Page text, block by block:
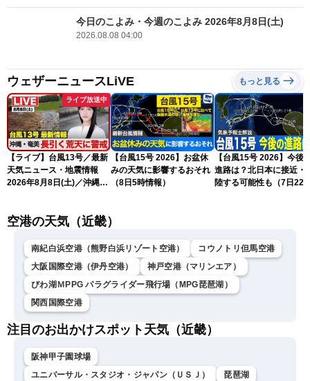
今日のこよみ・今週のこよみ 2026年8月8日(土)
2026.08.08 04:00
ウェザーニュースLiVE もっと見る
ライブ放送中
【ライブ】台風13号／最新
天気ニュース・地震情報
2026年8月8日(土)／沖縄・
〈ウェザーニュースLiVEモ
剛央〉
【台風15号 2026】お盆休
みの天気に影響するおそれ
（8日5時情報）
【台風15号 2026】今後
進路は？北日本に接近・
陸する可能性も（7日22
空港の天気（近畿）
南紀白浜空港（熊野白浜リゾート空港）
コウノトリ但馬空港
大阪国際空港（伊丹空港）
神戸空港（マリンエア）
びわ湖ＭPPG パラグライダー飛行場（MPG琵琶湖）
関西国際空港
注目のお出かけスポット天気（近畿）
阪神甲子園球場
ユニバーサル・スタジオ・ジャパン（ＵＳＪ）
琵琶湖